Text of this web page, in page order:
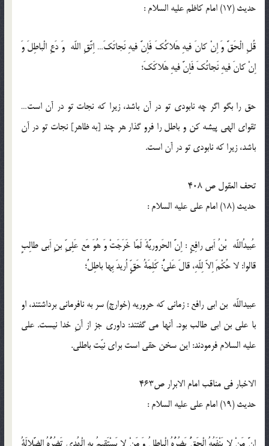
حدیث (17) امام كاظم عليه السلام :
قُلِ الْحَقَّ وَ اِنْ كانَ فيهِ هَلاكُكَ فَاِنَّ فيهِ نَجاتَكَ… اِتَّقِ اللّه وَ دَعِ الْباطِلَ وَ
اِنْ كانَ فيهِ نَجاتُكَ فَاِنَّ فيهِ هَلاكَكَ؛
حق را بگو اگر چه نابودى تو در آن باشد، زيرا كه نجات تو در آن است…
تقواى الهى پيشه كن و باطل را فرو گذار هر چند [به ظاهر] نجات تو در آن
باشد، زيرا كه نابودى تو در آن است.
تحف العقول ص 408
حدیث (18) امام على عليه السلام :
عُبيدُاللّه بْنُ اَبى رافِعٍ : اِنَّ الحَروريَّةَ لَمّا خَرَجَتْ وَ هُوَ مَع عَلِىِّ بنِ اَبى طالِبٍ
قالوا: لا حُكْمَ اِلاّ لِلّهِ، قالَ عَلىٌّ: كَلِمَةُ حَقٍّ اُريدَ بِها باطِلٌ؛
عبيداللّه بن ابى رافع : زمانى كه حروريه (خوارج) سر به نافرمانى برداشتند، او
با على بن ابى طالب بود. آنها مى گفتند: داورى جز از آنِ خدا نيست. على
عليه السلام فرمودند: اين سخن حقى است براى نيّت باطلى.
الاخبار فی مناقب امام الابرار ص463
حدیث (19) امام على عليه السلام :